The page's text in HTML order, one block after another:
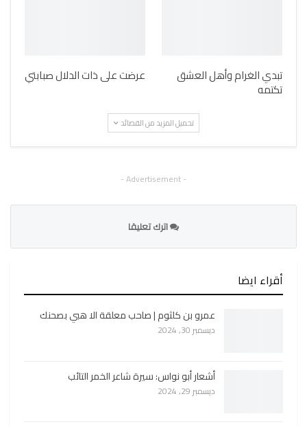
تبدي الغرام وأهل العشق
تكتمه
عرضت على ذات الدلال صبابتي
تحميل المزيد من القصائد
- Advertisement -
اترك تعليقا
أقراء ايضا
عمرو بن كلثوم | صاحب معلقة الا هبي بصحنك
ديسمبر 30, 2024
أشعار أبو نواس: سيرة شاعر الخمر التائب
ديسمبر 29, 2024